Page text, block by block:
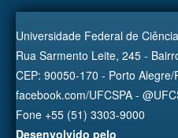
Universidade Federal de
Rua Sarmento Leite, 245 -
CEP: 90050-170 - Porto Alegre/
facebook.com/UFCSPA -
Fone +55 (51) 3303-9000
Desenvolvido pelo